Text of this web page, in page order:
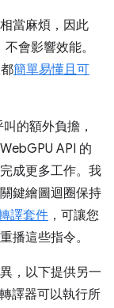
當麻煩，因此
會影響效能。
簡單易懂且可
的額外負擔，
API 的
成更多工作。我
鍵繪圖迴圈保持
譯套件 ，可讓您
播這些指令。
，以下提供另一
譯器可以執行所